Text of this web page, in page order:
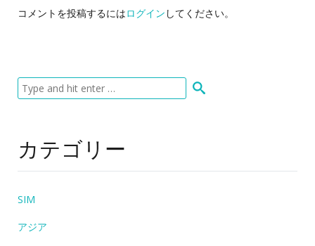
コメントを投稿するにはログイン してください。
カテゴリー
SIM
アジア